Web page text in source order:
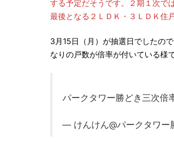
する予定だそうです。２期１次で
最後となる２ＬＤＫ・３ＬＤＫ住
3月15日（月）が抽選日でしたの
なりの戸数が倍率が付いている様で
パークタワー勝どき三次倍
— けんけん@パークタワー